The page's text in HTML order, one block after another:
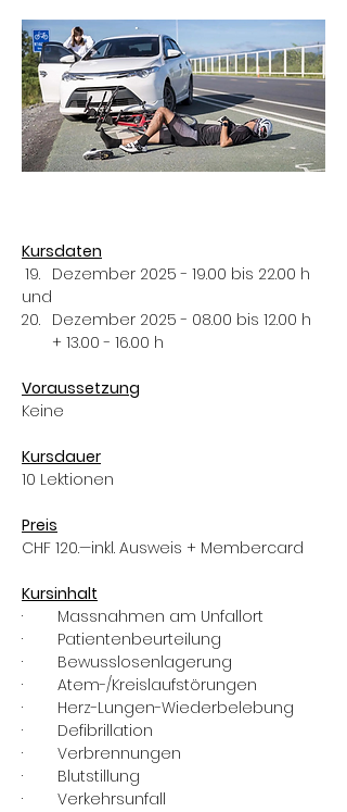
Kursdaten
Dezember 2025 - 19.00 bis 22.00 h
und
Dezember 2025 - 08.00 bis 12.00 h
+ 13.00 - 16.00 h
Voraussetzung
Keine
Kursdauer
10 Lektionen
Preis
CHF 120.—inkl. Ausweis + Membercard
Kursinhalt
·        Massnahmen am Unfallort
·        Patientenbeurteilung
·        Bewusslosenlagerung
·        Atem-/Kreislaufstörungen
·        Herz-Lungen-Wiederbelebung
·        Defibrillation
·        Verbrennungen
·        Blutstillung
·        Verkehrsunfall